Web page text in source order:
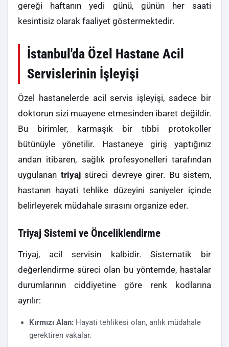
gereği haftanın yedi günü, günün her saati
kesintisiz olarak faaliyet göstermektedir.
İstanbul'da Özel Hastane Acil
Servislerinin İşleyişi
Özel hastanelerde acil servis işleyişi, sadece bir
doktorun sizi muayene etmesinden ibaret değildir.
Bu birimler, karmaşık bir tıbbi protokoller
bütünüyle yönetilir. Hastaneye giriş yaptığınız
andan itibaren, sağlık profesyonelleri tarafından
uygulanan triyajsüreci devreye girer. Bu sistem,
hastanın hayati tehlike düzeyini saniyeler içinde
belirleyerek müdahale sırasını organize eder.
Triyaj Sistemi ve Önceliklendirme
Triyaj, acil servisin kalbidir. Sistematik bir
değerlendirme süreci olan bu yöntemde, hastalar
durumlarının ciddiyetine göre renk kodlarına
ayrılır:
Kırmızı Alan: Hayati tehlikesi olan, anlık müdahale
gerektiren vakalar.